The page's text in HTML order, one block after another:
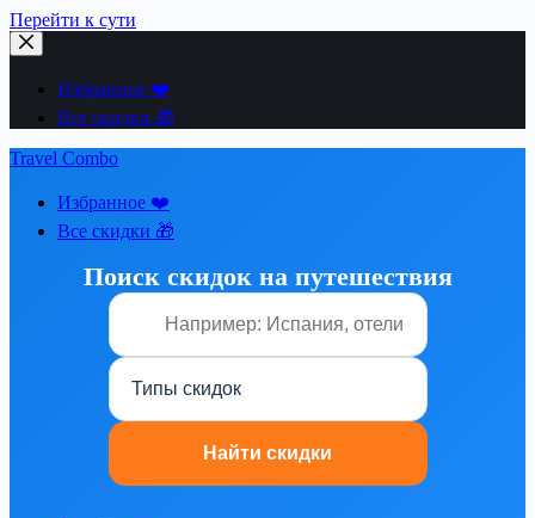
Перейти к сути
Избранное ❤️
Все скидки 🎁
Travel Combo
Избранное ❤️
Все скидки 🎁
Поиск скидок на путешествия